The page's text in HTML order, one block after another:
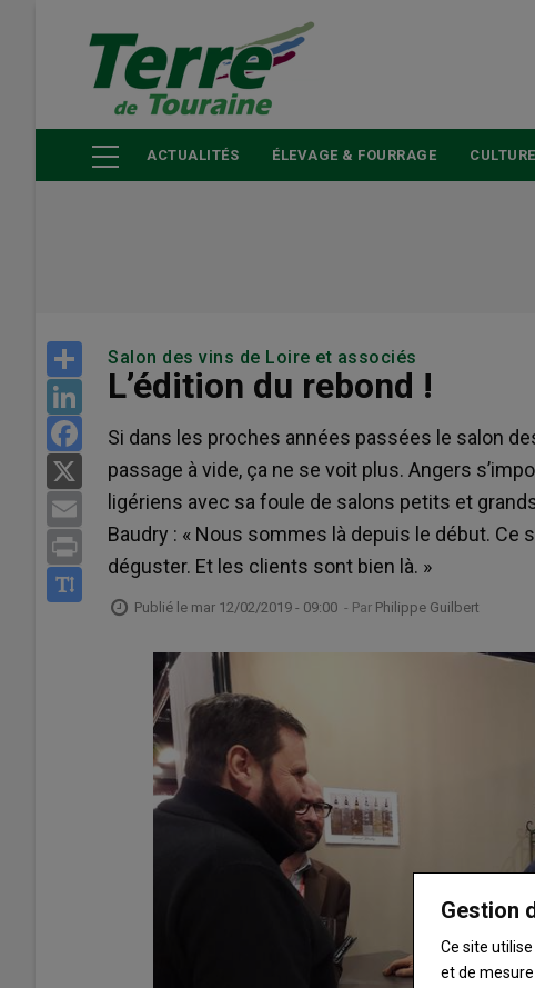
principal
ACTUALITÉS ÉLEVAGE & FOURRAGE
Share
LinkedIn
Facebook
Email
Print
Salon des vins de Loire et associés
L’édition du rebond !
Si dans les proches années passées le salon
passage à vide, ça ne se voit plus. Angers
ligériens avec sa foule de salons petits et
Baudry : « Nous sommes là depuis le début. Ce
déguster. Et les clients sont bien là. »
Publié le mar 12/02/2019 - 09:00 - Par Philippe Guilbert
Gestion
Ce site
et de